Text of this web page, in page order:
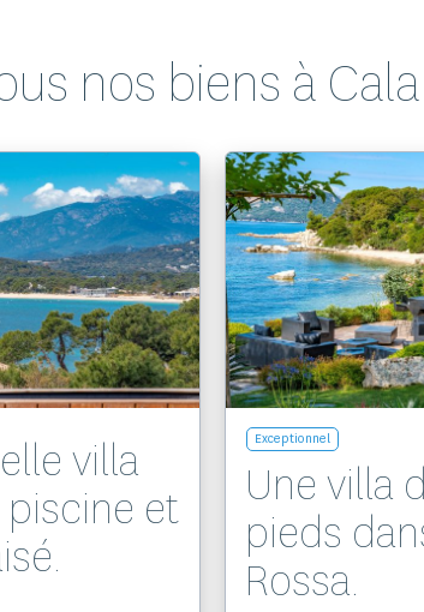
nos biens à
villa
et
Exceptionnel
Une villa
pieds
Rossa.